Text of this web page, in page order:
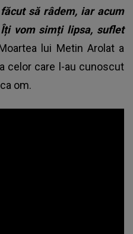
să râdem, iar acum
vom simți lipsa, suflet
lui Metin Arolat a
celor care l-au cunoscut
om.